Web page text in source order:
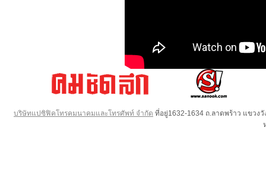
บริษัทแปซิฟิคโทรคมนาคมและโทรศัพท์ จำกัด ที่อยู่1632-1634 ถ.ลาดพร้าว แขวง